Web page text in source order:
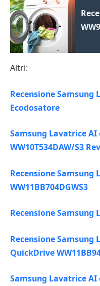
Altri:
Recensione Samsung
Ecodosatore
Samsung Lavatrice
WW10T534DAW/S3
Recensione Samsung
WW11BB704DGWS3
Recensione Samsung
Recensione Samsung
QuickDrive
Samsung Lavatrice